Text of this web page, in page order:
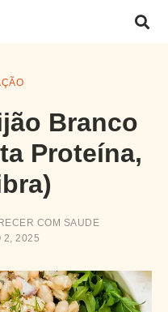
Branco
Proteína,
COM SAUDE
2, 2025